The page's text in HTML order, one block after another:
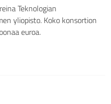
Teknologian
yliopisto. Koko konsortion
euroa.